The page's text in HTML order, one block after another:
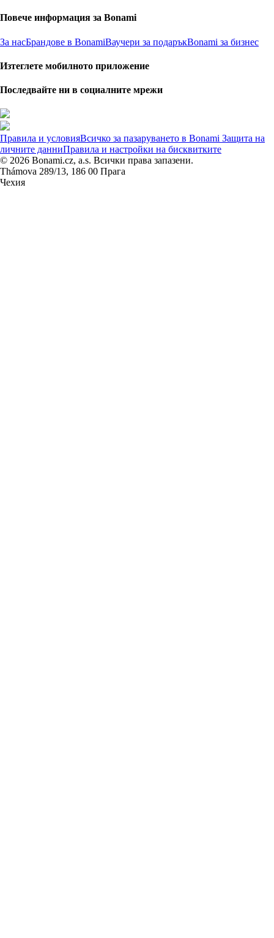
Повече информация за Bonami
За насБрандове в BonamiВаучери за подаръкBonami за бизнес
Изтеглете мобилното приложение
Последвайте ни в социалните мрежи
Правила и условияВсичко за пазаруването в Bonami Защита на
личните данниПравила и настройки на бисквитките
© 2026 Bonami.cz, a.s. Всички права запазени.
Thámova 289/13, 186 00 Прага
Чехия